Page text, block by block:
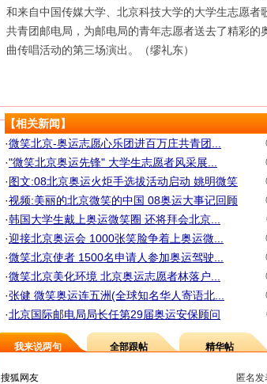
和来自中国传媒大学、北京科技大学的大学生志愿
共青团邮电局，为邮电局的青年志愿者送去了精彩的
曲传唱活动的第三场演出。（缪礼东）
【相关新闻】
·微笑北京-奥运志愿心乐团进百万庄共青团...
·"微笑北京奥运先锋" 大学生志愿者风采展...
·图文:08北京奥运火炬手选拔活动启动 姚明微笑
·视频:美丽的北京微笑的中国 08奥运大事记回顾
·韩国大学生戴上奥运微笑圈 还将拜会北京...
·迎接北京奥运会 1000张笑脸争着上奥运微...
·微笑北京使者 1500名申请人参加奥运驾驶...
·微笑北京美化环境 北京奥运志愿者林落户...
·张健 微笑奥运连五洲(全球知名华人寄语北...
·北京国际邮电局局长任第29届奥运安保顾问
我来说两句 全部跟帖 精华帖
匿名发